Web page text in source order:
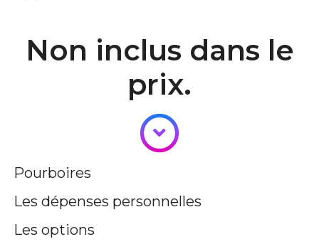
Non inclus dans le
prix.
Pourboires
Les dépenses personnelles
Les options